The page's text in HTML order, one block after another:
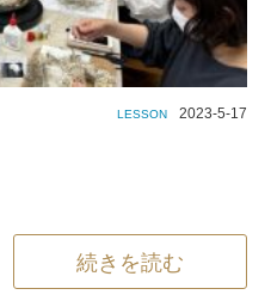
2023-5-17
LESSON
続きを読む